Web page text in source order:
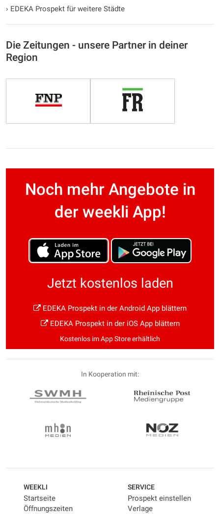
› EDEKA Prospekt für weitere Städte
Die Zeitungen - unsere Partner in deiner
Region
Noch mehr Angebote in
der weekli App!
Jetzt kostenlos laden
EDEKA Prospekt in der Android App blättern
EDEKA Prospekt in der iOS App blättern
Kostenlos im App Store erhältlich
In Kooperation mit:
WEEKLI
Startseite
Öffnungszeiten
SERVICE
Prospekt einstellen
Verlage